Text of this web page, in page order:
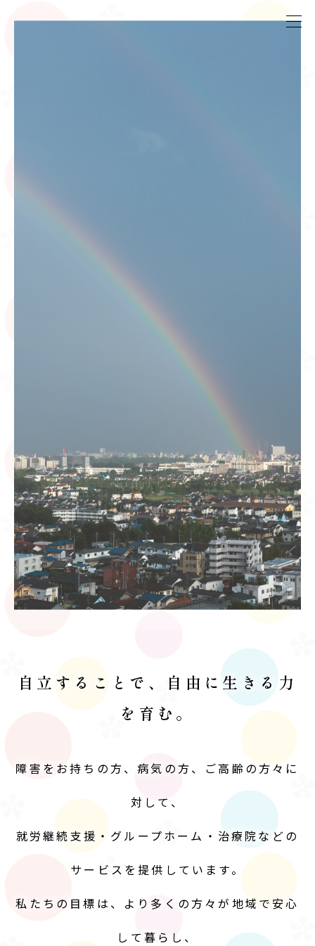
自立することで、自由に生きる力
を育む。
障害をお持ちの方、病気の方、ご高齢の方々に
対して、
就労継続支援・グループホーム・治療院などの
サービスを提供しています。
私たちの目標は、より多くの方々が地域で安心
して暮らし、